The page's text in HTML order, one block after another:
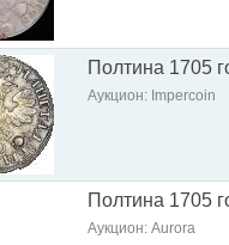
Полтина 1705
Аукцион: Impercoin
Полтина 1705
Аукцион: Aurora